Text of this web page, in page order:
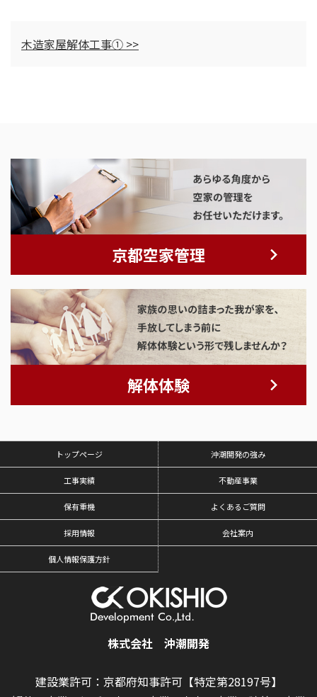
木造家屋解体工事① >>
京都空家管理
解体体験
トップページ 沖潮開発の強み
工事実績 不動産事業
保有重機 よくあるご質問
採用情報 会社案内
個人情報保護方針
株式会社 沖潮開発
建設業許可：京都府知事許可【特定第28197号】